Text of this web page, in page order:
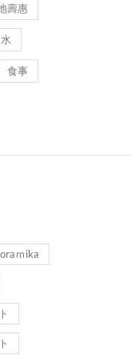
壽惠
食事
ｍika